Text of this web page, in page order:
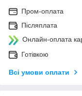
Пром-оплата
Післяплата
Онлайн-оплата
Готівкою
Всі умови оплати